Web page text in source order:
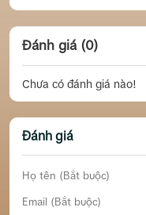
Đánh giá (0)
Chưa có đánh giá nào!
Đánh giá